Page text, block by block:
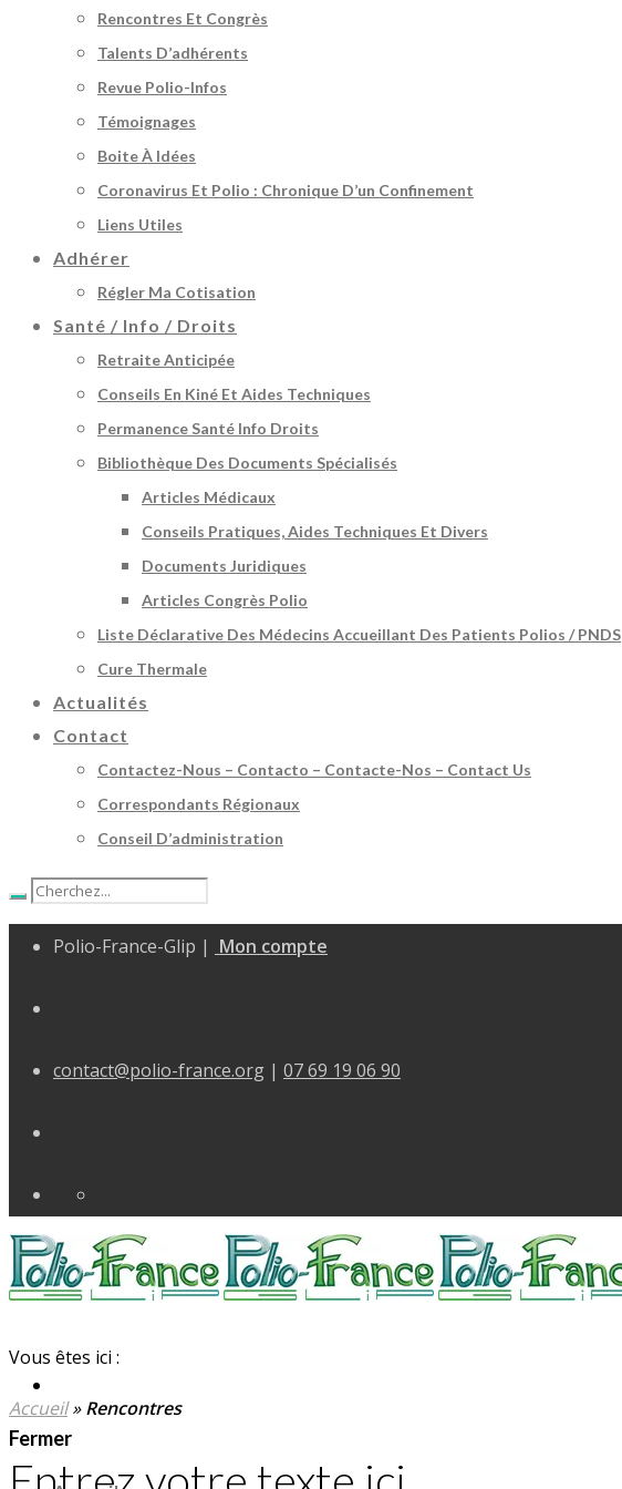
Rencontres Et Congrès
Talents D’adhérents
Revue Polio-Infos
Témoignages
Boite À Idées
Coronavirus Et Polio : Chronique D’un Confinement
Liens Utiles
Adhérer
Régler Ma Cotisation
Santé / Info / Droits
Retraite Anticipée
Conseils En Kiné Et Aides Techniques
Permanence Santé Info Droits
Bibliothèque Des Documents Spécialisés
Articles Médicaux
Conseils Pratiques, Aides Techniques Et Divers
Documents Juridiques
Articles Congrès Polio
Liste Déclarative Des Médecins Accueillant Des Patients Polios / PNDS
Cure Thermale
Actualités
Contact
Contactez-Nous – Contacto – Contacte-Nos – Contact Us
Correspondants Régionaux
Conseil D’administration
Polio-France-Glip | Mon compte
contact@polio-france.org | 07 69 19 06 90
Vous êtes ici :
Accueil»Rencontres
Fermer